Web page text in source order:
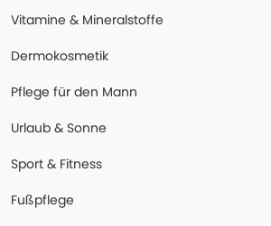
Vitamine & Mineralstoffe
Dermokosmetik
Pflege für den Mann
Urlaub & Sonne
Sport & Fitness
Fußpflege